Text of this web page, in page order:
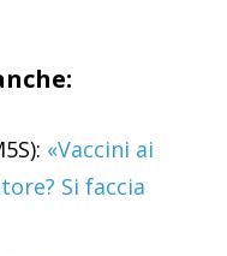
«Vaccini ai
Si faccia